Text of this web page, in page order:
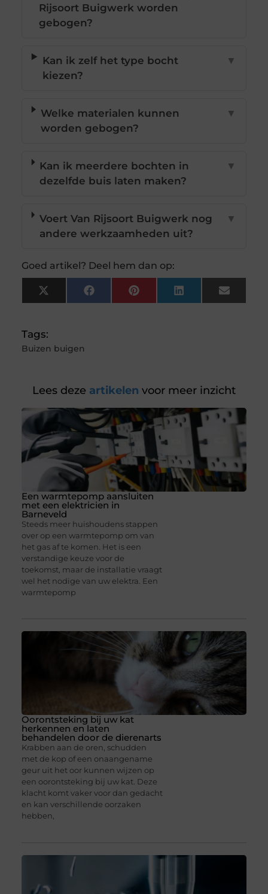
Rijsoort Buigwerk worden
gebogen?
Kan ik zelf het type bocht
kiezen?
▼
Welke materialen kunnen
worden gebogen?
▼
Kan ik meerdere bochten in
dezelfde buis laten maken?
▼
Voert Van Rijsoort Buigwerk nog
andere werkzaamheden uit?
▼
Goed artikel? Deel hem dan op:
X
(Twitter)
FacebookPinterestLinkedInEmail
Tags:
Buizen buigen
Lees deze artikelen voor meer inzicht
Een warmtepomp aansluiten
met een elektricien in
Barneveld
Steeds meer huishoudens stappen
over op een warmtepomp om van
het gas af te komen. Het is een
verstandige keuze voor de
toekomst, maar de installatie vraagt
wel het nodige van uw elektra. Een
warmtepomp
Oorontsteking bij uw kat
herkennen en laten
behandelen door de dierenarts
Krabben aan de oren, schudden
met de kop of een onaangename
geur uit het oor kunnen wijzen op
een oorontsteking bij uw kat. Deze
klacht komt vaker voor dan gedacht
en kan verschillende oorzaken
hebben,